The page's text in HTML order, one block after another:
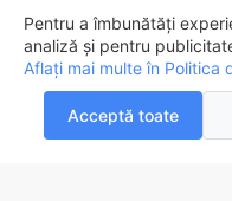
Pentru a îmbunătăți
analiză și pentru
Aflați mai multe în Politica
Acceptă toate
VERIFICĂ STOC
Copyright © 2026 -